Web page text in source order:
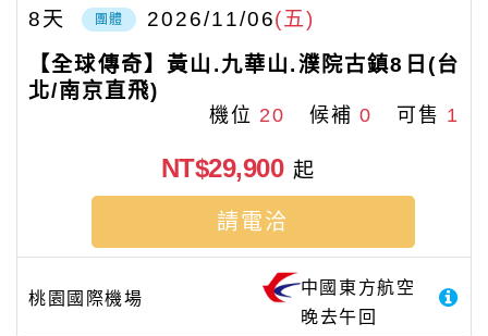
團體 2026/11/06(五)
8天
【全球傳奇】黃山.九華山.濮院古鎮8日(台
北/南京直飛)
機位 20 候補0 可售 1
桃園國際機場
中國東方航空
晚去午回
NT$29,900 起
請電洽